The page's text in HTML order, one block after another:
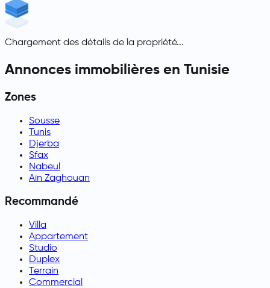
Chargement des détails de la propriété...
Annonces immobilières en Tunisie
Zones
Sousse
Tunis
Djerba
Sfax
Nabeul
Aïn Zaghouan
Recommandé
Villa
Appartement
Studio
Duplex
Terrain
Commercial